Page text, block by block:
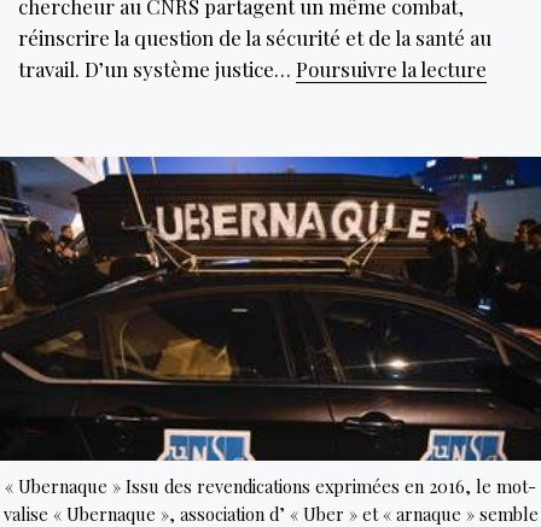
chercheur au CNRS partagent un même combat,
réinscrire la question de la sécurité et de la santé au
travail. D’un système justice… Poursuivre la lecture
la
au
travail
en
des
droits
sur
« Ubernaque » Issu des revendications exprimées en 2016, le mot-
valise « Ubernaque », association d’ « Uber » et « arnaque » semble